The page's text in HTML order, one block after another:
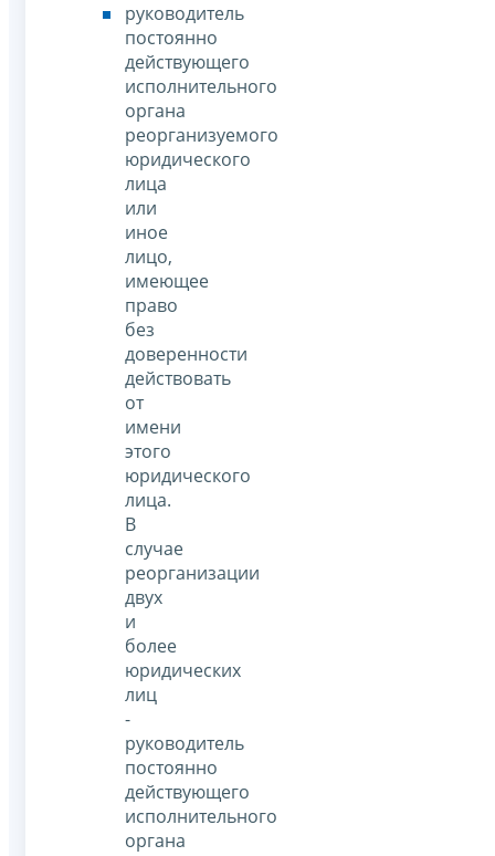
руководитель
постоянно
действующего
исполнительного
органа
реорганизуемого
юридического
лица
или
иное
лицо,
имеющее
право
без
доверенности
действовать
от
имени
этого
юридического
лица.
В
случае
реорганизации
двух
и
более
юридических
лиц
-
руководитель
постоянно
действующего
исполнительного
органа